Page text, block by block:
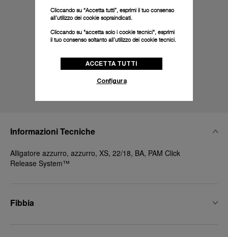
Informazioni Tecniche
Alligatore azzurro, azzurro, XS, 22/18, BA, PAM Click
Release System™
Fibbia
Cliccando su “Accetta tutti”, esprimi il tuo consenso
all’utilizzo dei cookie sopraindicati.
Cliccando su "accetta solo i cookie tecnici", esprimi
il tuo consenso soltanto all’utilizzo dei cookie tecnici.
ACCETTA TUTTI
Configura